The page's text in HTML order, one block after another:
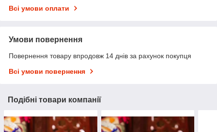
Всі умови оплати
Умови повернення
Повернення товару впродовж 14 днів за рахунок покупця
Всі умови повернення
Подібні товари компанії